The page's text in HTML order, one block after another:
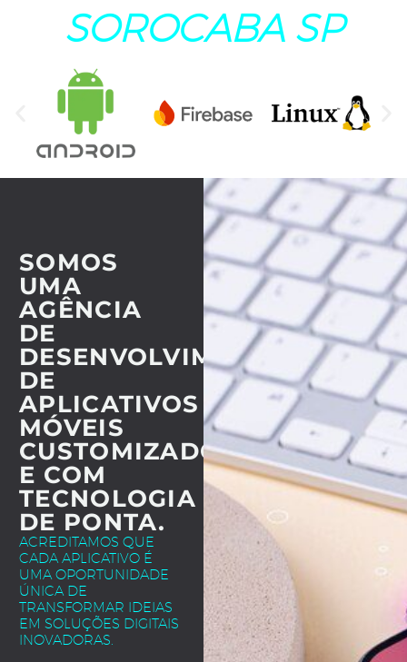
SOROCABA SP
SOMOS
UMA
AGÊNCIA
DE
DESENVOLVIMENTO
DE
APLICATIVOS
MÓVEIS
CUSTOMIZADOS
E COM
TECNOLOGIA
DE PONTA.
ACREDITAMOS QUE
CADA APLICATIVO É
UMA OPORTUNIDADE
ÚNICA DE
TRANSFORMAR IDEIAS
EM SOLUÇÕES DIGITAIS
INOVADORAS.